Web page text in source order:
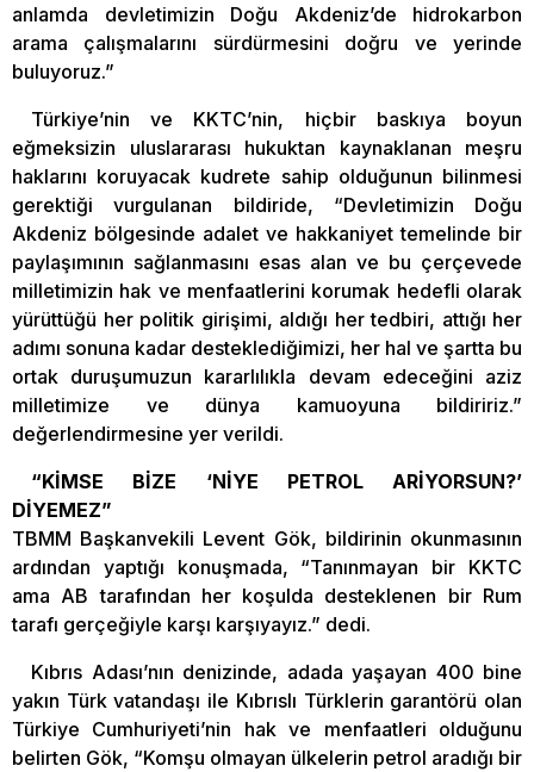
anlamda devletimizin Doğu Akdeniz’de hidrokarbon
arama çalışmalarını sürdürmesini doğru ve yerinde
buluyoruz.”
Türkiye’nin ve KKTC’nin, hiçbir baskıya boyun
eğmeksizin uluslararası hukuktan kaynaklanan meşru
haklarını koruyacak kudrete sahip olduğunun bilinmesi
gerektiği vurgulanan bildiride, “Devletimizin Doğu
Akdeniz bölgesinde adalet ve hakkaniyet temelinde bir
paylaşımının sağlanmasını esas alan ve bu çerçevede
milletimizin hak ve menfaatlerini korumak hedefli olarak
yürüttüğü her politik girişimi, aldığı her tedbiri, attığı her
adımı sonuna kadar desteklediğimizi, her hal ve şartta bu
ortak duruşumuzun kararlılıkla devam edeceğini aziz
milletimize ve dünya kamuoyuna bildiririz.”
değerlendirmesine yer verildi.
“KİMSE BİZE ‘NİYE PETROL ARİYORSUN?’
DİYEMEZ”
TBMM Başkanvekili Levent Gök, bildirinin okunmasının
ardından yaptığı konuşmada, “Tanınmayan bir KKTC
ama AB tarafından her koşulda desteklenen bir Rum
tarafı gerçeğiyle karşı karşıyayız.” dedi.
Kıbrıs Adası’nın denizinde, adada yaşayan 400 bine
yakın Türk vatandaşı ile Kıbrıslı Türklerin garantörü olan
Türkiye Cumhuriyeti’nin hak ve menfaatleri olduğunu
belirten Gök, “Komşu olmayan ülkelerin petrol aradığı bir